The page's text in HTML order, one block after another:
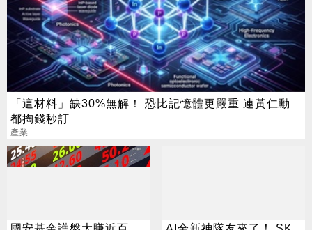
「這材料」缺30%無解！ 恐比記憶體更嚴重 連黃仁勳
都掏錢秒訂
產業